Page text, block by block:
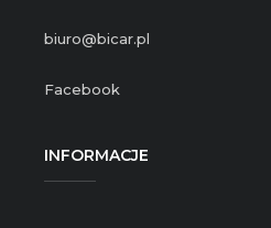
biuro@bicar.pl
Facebook
INFORMACJE